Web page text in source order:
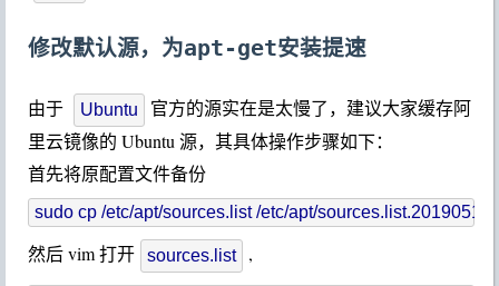
修改默认源，为apt-get安装提速
由于 Ubuntu
官方的源实在是太慢了，建议大家缓存阿
里云镜像的 Ubuntu 源，其具体操作步骤如下：
首先将原配置文件备份
然后 vim 打开 sources.list ,